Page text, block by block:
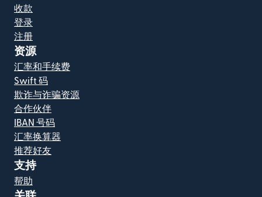
收款
登录
注册
资源
汇率和手续费
Swift 码
欺诈与诈骗资源
合作伙伴
IBAN 号码
汇率换算器
推荐好友
支持
帮助